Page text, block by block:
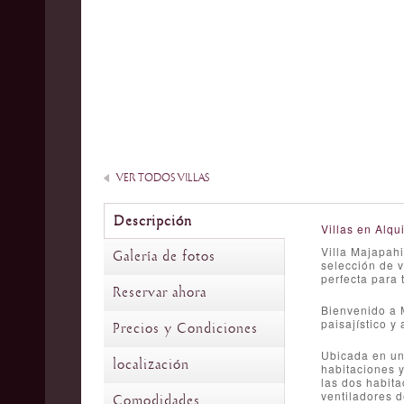
VER TODOS VILLAS
Descripción
Galería de fotos
Reservar ahora
Precios y Condiciones
localización
Villas en
Villa
selección de
perfecta para
Bienvenido a
paisajístico y
Ubicada en
habitaciones
las dos
ventiladores